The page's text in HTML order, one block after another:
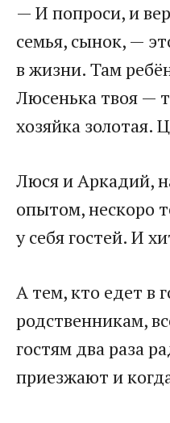
​— И попроси, и
семья, сынок, —
в жизни. Там
Люсенька твоя —
хозяйка золотая.
​Люся и Аркадий,
опытом, нескоро
у себя гостей. И
​А тем, кто едет в
родственникам,
гостям два раза
приезжают и